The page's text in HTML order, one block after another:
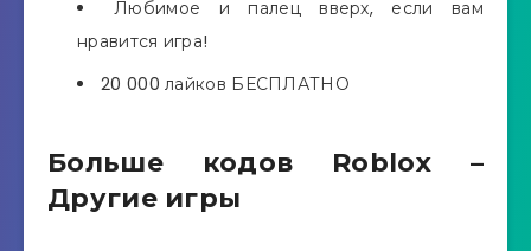
Любимое и палец вверх, если вам
нравится игра!
20 000 лайков БЕСПЛАТНО
Больше кодов Roblox –
Другие игры